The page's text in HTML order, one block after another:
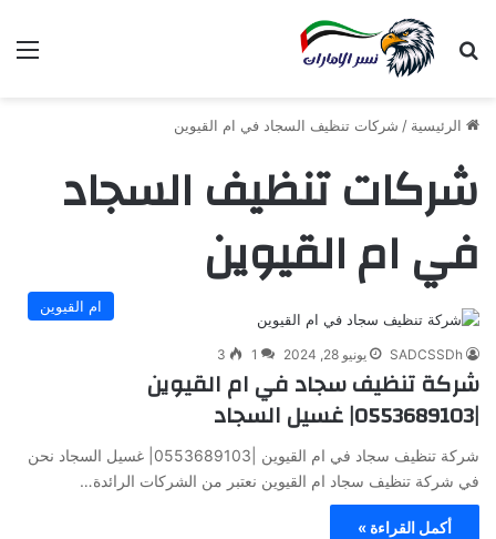
بحث عن
الرئيسية / شركات تنظيف السجاد في ام القيوين
شركات تنظيف السجاد
في ام القيوين
ام القيوين
SADCSSDh يونيو 28, 2024 1
3
شركة تنظيف سجاد في ام القيوين
|0553689103| غسيل السجاد
شركة تنظيف سجاد في ام القيوين |0553689103| غسيل السجاد نحن
في شركة تنظيف سجاد ام القيوين نعتبر من الشركات الرائدة…
أكمل القراءة »